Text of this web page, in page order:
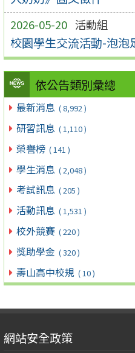
2026-05-20 活動組
校園學生交流活動-泡泡
依公告類別彙總
最新消息 ( 8,992 )
研習訊息 ( 1,110 )
榮譽榜 ( 141 )
學生消息 ( 2,048 )
考試訊息 ( 205 )
活動訊息 ( 1,531 )
校外競賽 ( 220 )
獎助學金 ( 320 )
壽山高中校規 ( 10 )
網站安全政策